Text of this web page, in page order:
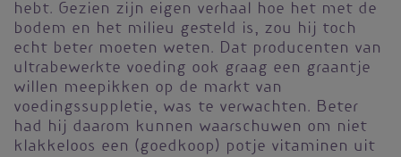
hebt. Gezien zijn eigen verhaal hoe het met de
bodem en het milieu gesteld is, zou hij toch
echt beter moeten weten. Dat producenten van
ultrabewerkte voeding ook graag een graantje
willen meepikken op de markt van
voedingssuppletie, was te verwachten. Beter
had hij daarom kunnen waarschuwen om niet
klakkeloos een (goedkoop) potje vitaminen uit